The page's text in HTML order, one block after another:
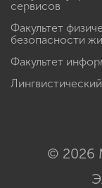
сервисов
Факультет
безопасности
Факультет
© 2026